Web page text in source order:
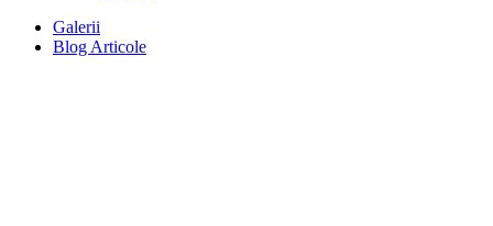
Galerii
Blog Articole